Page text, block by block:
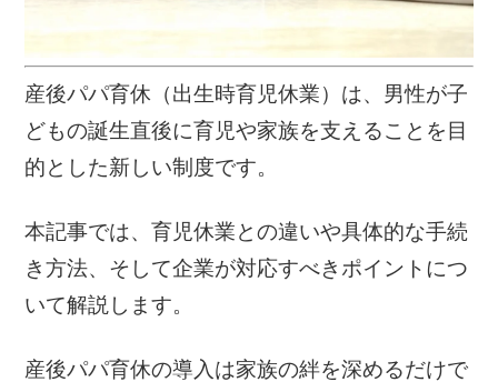
産後パパ育休（出生時育児休業）は、男性が子
どもの誕生直後に育児や家族を支えることを目
的とした新しい制度です。
本記事では、育児休業との違いや具体的な手続
き方法、そして企業が対応すべきポイントにつ
いて解説します。
産後パパ育休の導入は家族の絆を深めるだけで